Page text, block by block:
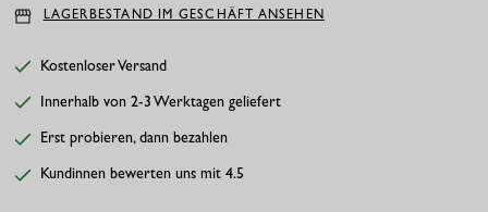
LAGERBESTAND IM GESCHÄFT ANSEHEN
Kostenloser Versand
Innerhalb von 2-3 Werktagen geliefert
Erst probieren, dann bezahlen
Kundinnen bewerten uns mit 4.5